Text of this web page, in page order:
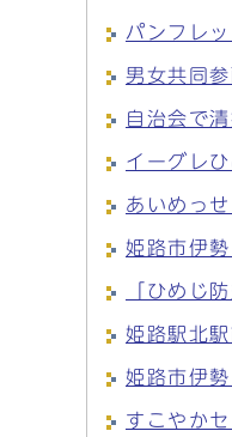
パンフレ
男女共同
自治会で
イーグレ
あいめっ
姫路市伊
「ひめじ
姫路駅北
姫路市伊
すこやか